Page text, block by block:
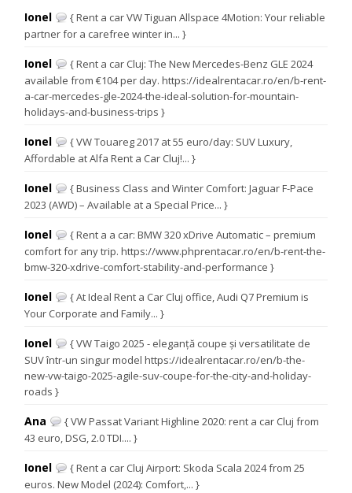
Ionel
{ Rent a car VW Tiguan Allspace 4Motion: Your reliable
partner for a carefree winter in... }
Ionel
{ Rent a car Cluj: The New Mercedes-Benz GLE 2024
available from €104 per day. https://idealrentacar.ro/en/b-rent-
a-car-mercedes-gle-2024-the-ideal-solution-for-mountain-
holidays-and-business-trips }
Ionel
{ VW Touareg 2017 at 55 euro/day: SUV Luxury,
Affordable at Alfa Rent a Car Cluj!... }
Ionel
{ Business Class and Winter Comfort: Jaguar F-Pace
2023 (AWD) – Available at a Special Price... }
Ionel
{ Rent a a car: BMW 320 xDrive Automatic – premium
comfort for any trip. https://www.phprentacar.ro/en/b-rent-the-
bmw-320-xdrive-comfort-stability-and-performance }
Ionel
{ At Ideal Rent a Car Cluj office, Audi Q7 Premium is
Your Corporate and Family... }
Ionel
{ VW Taigo 2025 - eleganță coupe și versatilitate de
SUV într-un singur model https://idealrentacar.ro/en/b-the-
new-vw-taigo-2025-agile-suv-coupe-for-the-city-and-holiday-
roads }
Ana
{ VW Passat Variant Highline 2020: rent a car Cluj from
43 euro, DSG, 2.0 TDI.... }
Ionel
{ Rent a car Cluj Airport: Skoda Scala 2024 from 25
euros. New Model (2024): Comfort,... }